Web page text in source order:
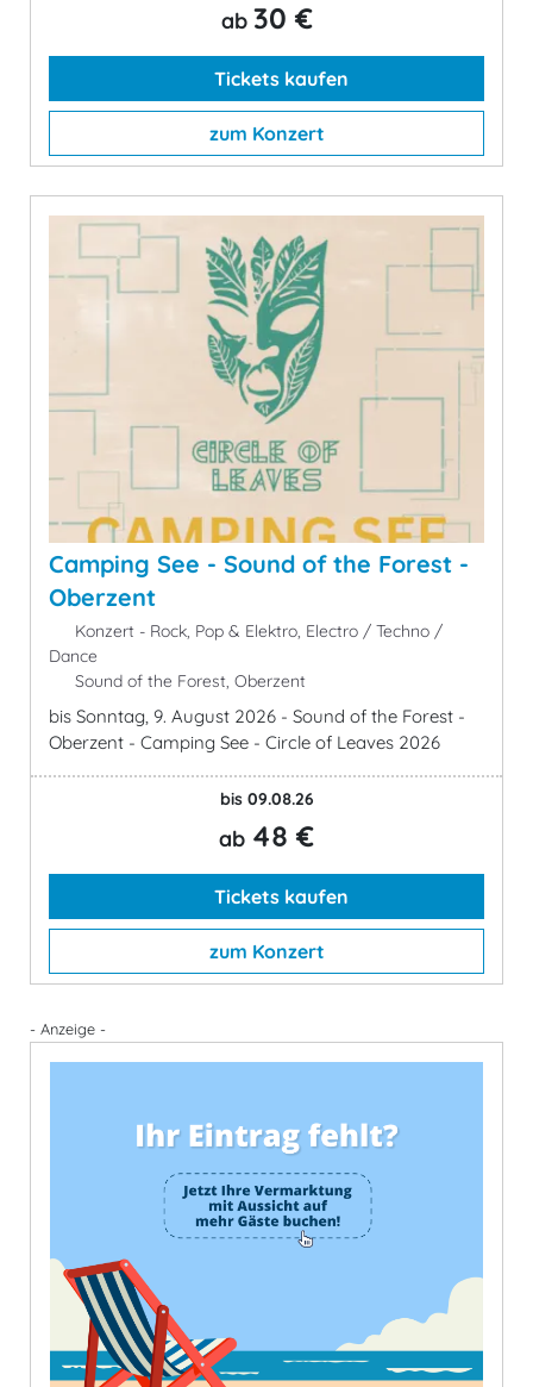
ab 30 €
Tickets kaufen
zum Konzert
Camping See - Sound of the Forest -
Oberzent
Konzert - Rock, Pop & Elektro, Electro / Techno /
Dance
Sound of the Forest, Oberzent
bis Sonntag, 9. August 2026 - Sound of the Forest -
Oberzent - Camping See - Circle of Leaves 2026
bis 09.08.26
ab 48 €
Tickets kaufen
zum Konzert
- Anzeige -